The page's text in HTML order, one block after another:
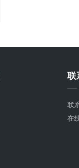
联
联
在